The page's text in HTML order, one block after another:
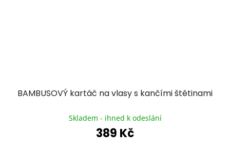
BAMBUSOVÝ kartáč na vlasy s kančími štětinami
hodnocení
produktu
je
Skladem - ihned k odeslání
389 Kč